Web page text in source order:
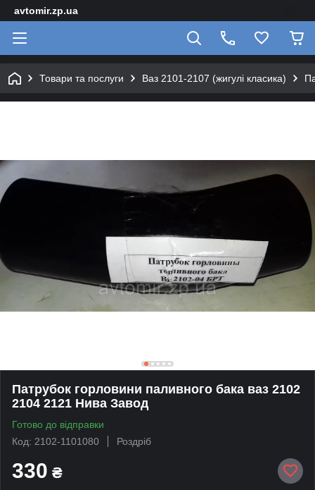
avtomir.zp.ua
Товари та послуги Ваз 2101-2107 (жигулі класика)
Патрубок горловини паливного бака ваз 2102
2104 2121 Нива Завод
Готово до відправки
Код: 2102-1101080
Роздріб
330 ₴